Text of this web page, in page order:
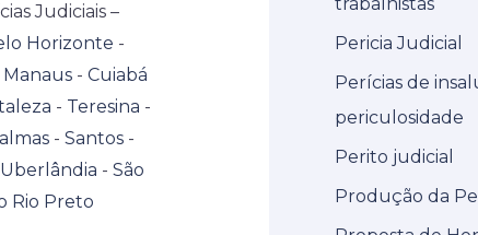
Judiciais –
Horizonte -
Manaus- Cuiabá
- Teresina -
- Santos -
Uberlândia - São
Rio Preto
Pericia Judicial
Perícias de
periculosidade
Perito judicial
Produção da